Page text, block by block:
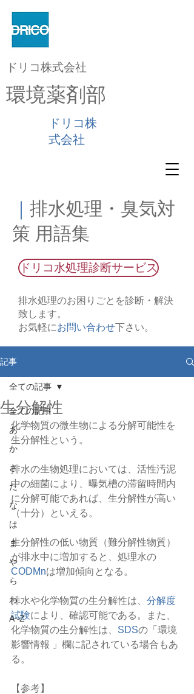
ドリコ株式会社
環境薬剤部
ドリコ株
式会社
｜ 排水処理・臭気対
策 用語集
ドリコ水処理診断サービス
排水処理のお困りごとを診断・解決
致します。
お気軽にお問い合わせ下さい。
記事
全ての記事
あ
か
さ
た
な
は
ま
や
ら
わ
A~Z
全ての記事
生分解性
化学物質の微生物による分解可能性を
生分解性という。
排水の生物処理においては、活性汚泥
中の細菌により、曝気槽の滞留時間内
に分解可能であれば、生分解性が高い
（十分）といえる。
生分解性の低い物質（難分解性物質）
が排水中に増加すると、処理水の
CODMnは増加傾向となる。
排水や化学物質の生分解性は、 分解度
試験により、確認可能である。また、
化学物質の生分解性は、 SDSの「環境
影響情報 」欄に記されている場合もあ
る。
【参考】